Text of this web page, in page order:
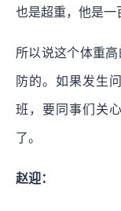
也是超重，他是一
所以说这个体重
防的。如果发生
班，要同事们关
了。
赵迎：